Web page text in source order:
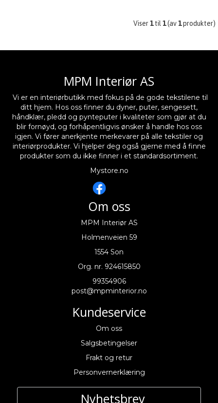
Viser1til 1(av1produkter)
MPM Interiør AS
Vi er en interiørbutikk med fokus på de gode tekstilene til
ditt hjem. Hos oss finner du dyner, puter, sengesett,
håndklær, pledd og pynteputer i kvaliteter som gjør at du
blir fornøyd, og forhåpentligvis ønsker å handle hos oss
igjen. Vi fører anerkjente merkevarer på alle tekstiler og
interiørprodukter. Vi hjelper deg også gjerne med å finne
produkter som du ikke finner i et standardsortiment.
Mystore.no
Om oss
MPM Interiør AS
Holmenveien 59
1554 Son
Org. nr. 924615850
99354906
post@mpminterior.no
Kundeservice
Om oss
Salgsbetingelser
Frakt og retur
Personvernerklæring
Nyhetsbrev